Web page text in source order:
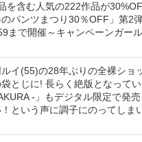
を含む人気の222作品が
パンツまつり30％OFF」第2
まで開催～キャンペーンガー
イ(55)の28年ぶりの全裸ショ
とじに! 長らく絶版となって
-」もデジタル限定で発
という声に調子にのってしま